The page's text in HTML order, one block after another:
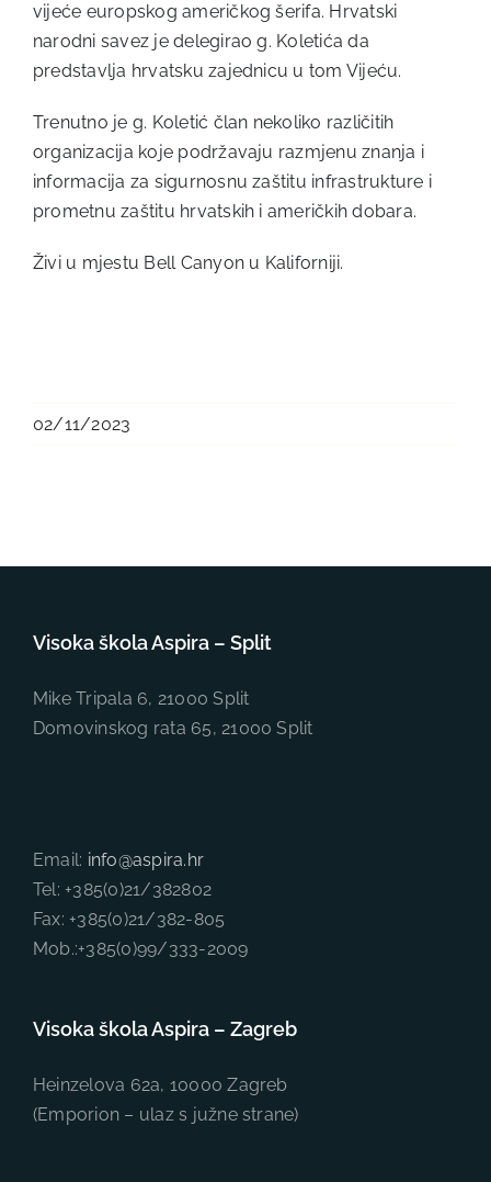
vijeće europskog američkog šerifa. Hrvatski
narodni savez je delegirao g. Koletića da
predstavlja hrvatsku zajednicu u tom Vijeću.
Trenutno je g. Koletić član nekoliko različitih
organizacija koje podržavaju razmjenu znanja i
informacija za sigurnosnu zaštitu infrastrukture i
prometnu zaštitu hrvatskih i američkih dobara.
Živi u mjestu Bell Canyon u Kaliforniji.
02/11/2023
Visoka škola Aspira – Split
Mike Tripala 6, 21000 Split
Domovinskog rata 65, 21000 Split
Email: info@aspira.hr
Tel: +385(0)21/382802
Fax: +385(0)21/382-805
Mob.:+385(0)99/333-2009
Visoka škola Aspira – Zagreb
Heinzelova 62a, 10000 Zagreb
(Emporion – ulaz s južne strane)